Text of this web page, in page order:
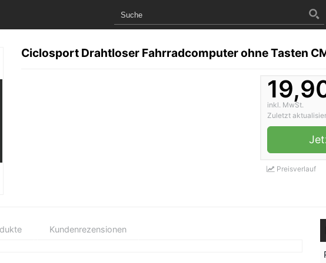
Ciclosport Drahtloser Fahrradcomputer ohne Tasten
inkl. MwSt.
Zuletzt
Preisverlauf
Kundenrezensionen